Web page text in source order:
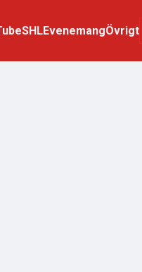
SHLEvenemangÖvrigt